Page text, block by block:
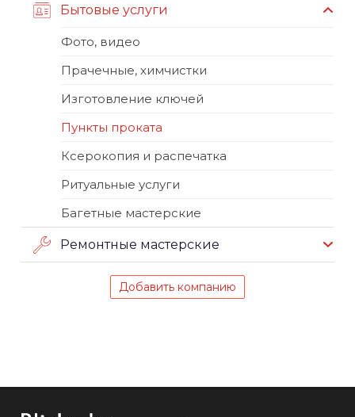
Бытовые услуги
Фото, видео
Прачечные, химчистки
Изготовление ключей
Пункты проката
Ксерокопия и распечатка
Ритуальные услуги
Багетные мастерские
Ремонтные мастерские
Добавить компанию